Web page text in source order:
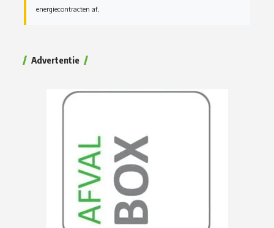
energiecontracten af.
Advertentie